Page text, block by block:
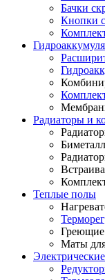
Бачки
Кнопки
Радиаторы и
Теплые полы
Маты